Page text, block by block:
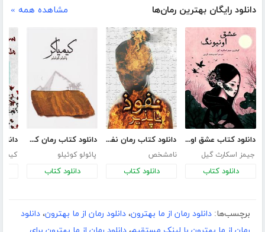
دانلود رایگان بهترین رمان‌ها مشاهده همه »
دانلود کتاب عشق اونیونگ
جیمز اسکارث گیل
دانلود کتاب
دانلود کتاب رمان نفوذ ناپذیر
نامشخص
دانلود کتاب
دانلود کتاب رمان کیمیاگر
پائولو کوئیلو
دانلود کتاب
کیم
برچسب‌ها: دانلود رمان از ما بهترون، دانلود رمان از ما بهترون، دانلود